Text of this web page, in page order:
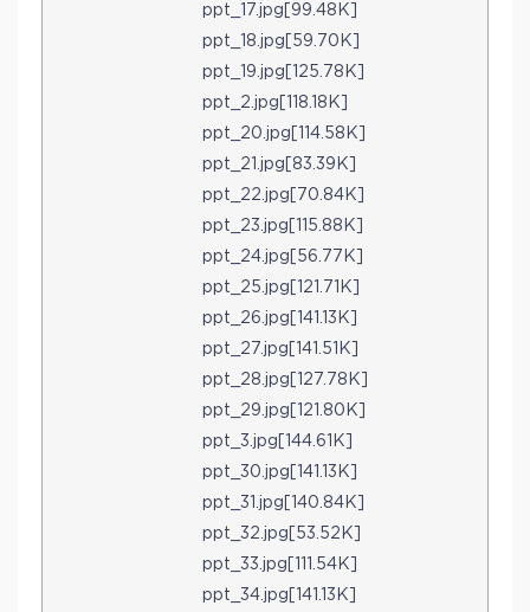
ppt_17.jpg[99.48K]
ppt_18.jpg[59.70K]
ppt_19.jpg[125.78K]
ppt_2.jpg[118.18K]
ppt_20.jpg[114.58K]
ppt_21.jpg[83.39K]
ppt_22.jpg[70.84K]
ppt_23.jpg[115.88K]
ppt_24.jpg[56.77K]
ppt_25.jpg[121.71K]
ppt_26.jpg[141.13K]
ppt_27.jpg[141.51K]
ppt_28.jpg[127.78K]
ppt_29.jpg[121.80K]
ppt_3.jpg[144.61K]
ppt_30.jpg[141.13K]
ppt_31.jpg[140.84K]
ppt_32.jpg[53.52K]
ppt_33.jpg[111.54K]
ppt_34.jpg[141.13K]